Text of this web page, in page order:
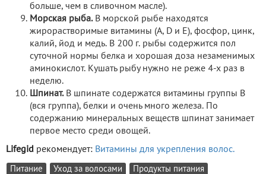
больше, чем в сливочном масле).
Морская рыба.В морской рыбе находятся
жирорастворимые витамины (А, D и Е), фосфор, цинк,
калий, йод и медь. В 200 г. рыбы содержится пол
суточной нормы белка и хорошая доза незаменимых
аминокислот. Кушать рыбу нужно не реже 4-х раз в
неделю.
Шпинат.В шпинате содержатся витамины группы В
(вся группа), белки и очень много железа. По
содержанию минеральных веществ шпинат занимает
первое место среди овощей.
Lifegid рекомендует: Витамины для укрепления волос.
Питание Уход за волосами
Продукты питания